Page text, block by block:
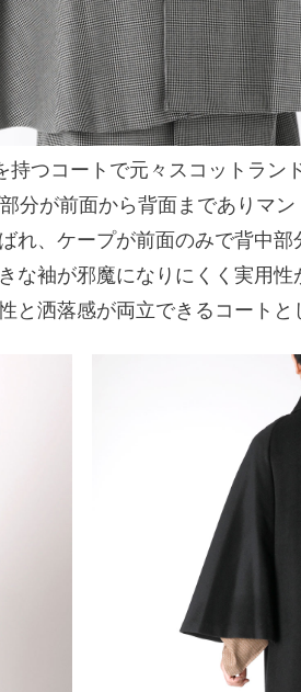
つコートで元々スコットラン
分が前面から背面までありマ
れ、ケープが前面のみで背中
な袖が邪魔になりにくく実用
洒落感が両立できるコートと